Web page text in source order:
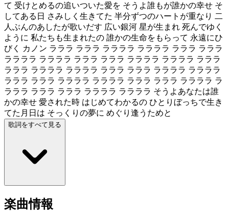
て 受けとめるの追いついた愛を そうよ誰もが誰かの幸せ そ
してある日 さみしく生きてた 半分ずつのハートが重なり 二
人ぶんのあしたが歌いだす 広い銀河 星が生まれ 死んでゆく
ように 私たちも生まれたの 誰かの生命をもらって 永遠にひ
びく カノン ラララ ラララ ララララ ララララ ラララ ラララ
ララララ ララララ ラララ ラララ ララララ ララララ ラララ
ラララ ララララ ララララ ラララ ラララ ララララ ララララ
ラララ ラララ ララララ ララララ ラララ ラララ ララララ ラ
ラララ ラララ ラララ ララララ ララララ そうよあなたは誰
かの幸せ 愛された時 はじめてわかるの ひとりぼっちで生き
てた月日は そっくりの夢に めぐり逢うためと
歌詞をすべて見る
楽曲情報